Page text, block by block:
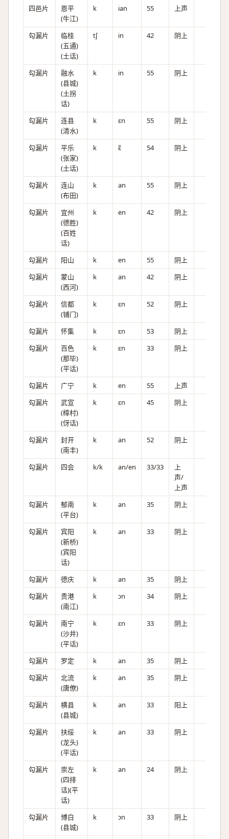
四邑片
恩平
(牛江)
k ian 55 上声
勾漏片
临桂
(五通)
(土话)
tʃ in 42 阴上
勾漏片
融水
(县城)
(土拐
话)
k in 55 阴上
勾漏片
连县
(清水)
k ɛn 55 阴上
勾漏片
平乐
(张家)
(土话)
k ɛ̃ 54 阴上
勾漏片
连山
(布田)
k an 55 阴上
勾漏片
宜州
(德胜)
(百姓
话)
k en 42 阴上
勾漏片 阳山 k en 55
阴上
勾漏片
蒙山
(西河)
k an 42 阴上
勾漏片
信都
(铺门)
k ɛn 52 阴上
勾漏片 怀集 k ɛn 53
阴上
勾漏片
百色
(那毕)
(平话)
k ɛn 33 阴上
勾漏片 广宁 k en 55
上声
勾漏片
武宣
(樟村)
(伢话)
k ɛn 45 阴上
勾漏片
封开
(南丰)
k an 52 阴上
勾漏片 四会 k/k an/en 33/33
上
声/
上声
勾漏片
郁南
(平台)
k an 35 阴上
勾漏片
宾阳
(新桥)
(宾阳
话)
k an 33 阴上
勾漏片 德庆 k an 35
阴上
勾漏片
贵港
(南江)
k ɔn 34 阴上
勾漏片
南宁
(沙井)
(平话)
k ɛn 33 阴上
勾漏片 罗定 k an 35
阴上
勾漏片
北流
(唐僚)
k an 35 阴上
勾漏片
横县
(县城)
k an 33 阳上
勾漏片
扶绥
(龙头)
(平话)
k an 33 阴上
勾漏片
崇左
(四排
话)(平
话)
k an 24 阴上
勾漏片
博白
(县城)
k ɔn 33 阴上